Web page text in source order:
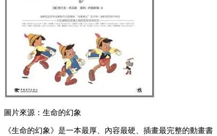
圖片來源：生命的幻象
《生命的幻象》是一本最厚、內容最硬、插畫最完整的動畫書